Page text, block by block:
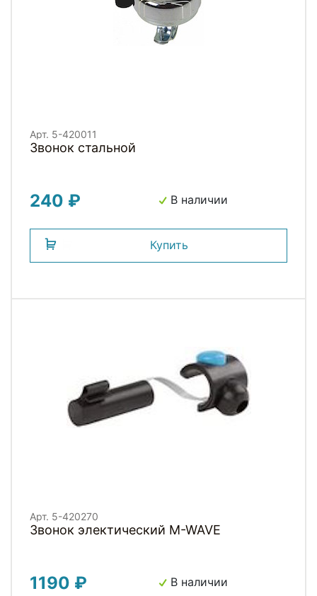
Арт. 5-420011
Звонок стальной
240 ₽ В наличии
Купить
Арт. 5-420270
Звонок электический M-WAVE
1190 ₽ В наличии